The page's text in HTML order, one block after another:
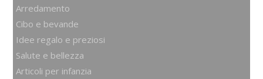
Arredamento
Cibo e bevande
Idee regalo e preziosi
Salute e bellezza
Articoli per infanzia